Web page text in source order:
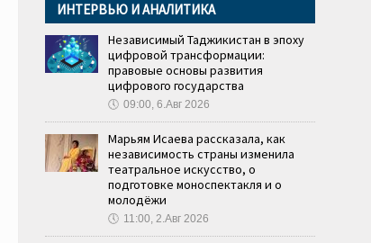
ИНТЕРВЬЮ И АНАЛИТИКА
Независимый Таджикистан в эпоху
цифровой трансформации:
правовые основы развития
цифрового государства
🕔 09:00, 6.Авг 2026
Марьям Исаева рассказала, как
независимость страны изменила
театральное искусство, о
подготовке моноспектакля и о
молодёжи
🕔 11:00, 2.Авг 2026